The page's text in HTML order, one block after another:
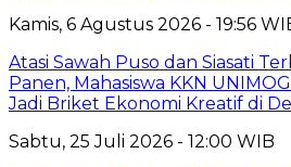
Kamis, 6 Agustus 2026 - 19:56
Atasi Sawah Puso dan Siasati
Panen, Mahasiswa KKN
Jadi Briket Ekonomi Kreatif di
Sabtu, 25 Juli 2026 - 12:00 WIB